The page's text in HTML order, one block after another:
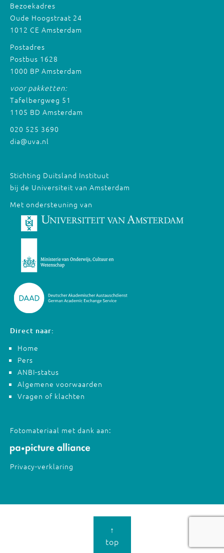
Bezoekadres
Oude Hoogstraat 24
1012 CE Amsterdam
Postadres
Postbus 1628
1000 BP Amsterdam
voor pakketten:
Tafelbergweg 51
1105 BD Amsterdam
020 525 3690
dia@uva.nl
Stichting Duitsland Instituut
bij de Universiteit van Amsterdam
Met ondersteuning van
Direct naar:
Home
Pers
ANBI-status
Algemene voorwaarden
Vragen of klachten
Fotomateriaal met dank aan:
Privacy-verklaring
↑
top